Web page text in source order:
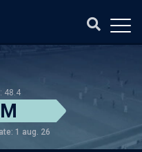
48.4
1 aug. 26